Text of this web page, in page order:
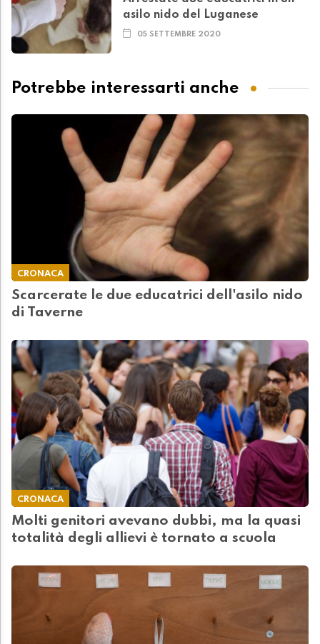
asilo nido del Luganese
05 SETTEMBRE 2020
Potrebbe interessarti anche
CRONACA
Scarcerate le due educatrici dell'asilo nido
di Taverne
CRONACA
Molti genitori avevano dubbi, ma la quasi
totalità degli allievi è tornato a scuola